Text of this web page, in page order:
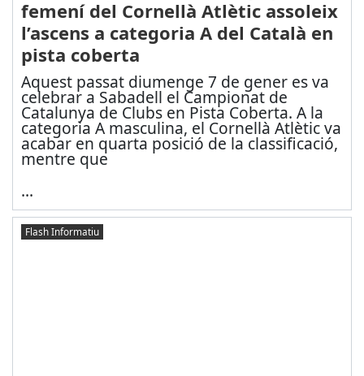
femení del Cornellà Atlètic assoleix
l’ascens a categoria A del Català en
pista coberta
Aquest passat diumenge 7 de gener es va
celebrar a Sabadell el Campionat de
Catalunya de Clubs en Pista Coberta. A la
categoria A masculina, el Cornellà Atlètic va
acabar en quarta posició de la classificació,
mentre que
...
Flash Informatiu